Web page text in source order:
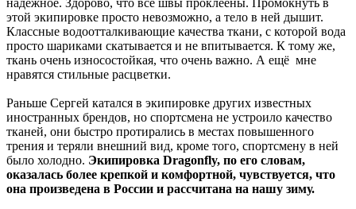
этой экипировке просто невозможно, а тело в ней дышит.
Классные водоотталкивающие качества ткани, с которой вода
просто шариками скатывается и не впитывается. К тому же,
ткань очень износостойкая, что очень важно. А ещё мне
нравятся стильные расцветки.
Раньше Сергей катался в экипировке других известных
иностранных брендов, но спортсмена не устроило качество
тканей, они быстро протирались в местах повышенного
трения и теряли внешний вид, кроме того, спортсмену в ней
было холодно. Экипировка Dragonfly, по его словам,
оказалась более крепкой и комфортной, чувствуется, что
она произведена в России и рассчитана на нашу зиму.